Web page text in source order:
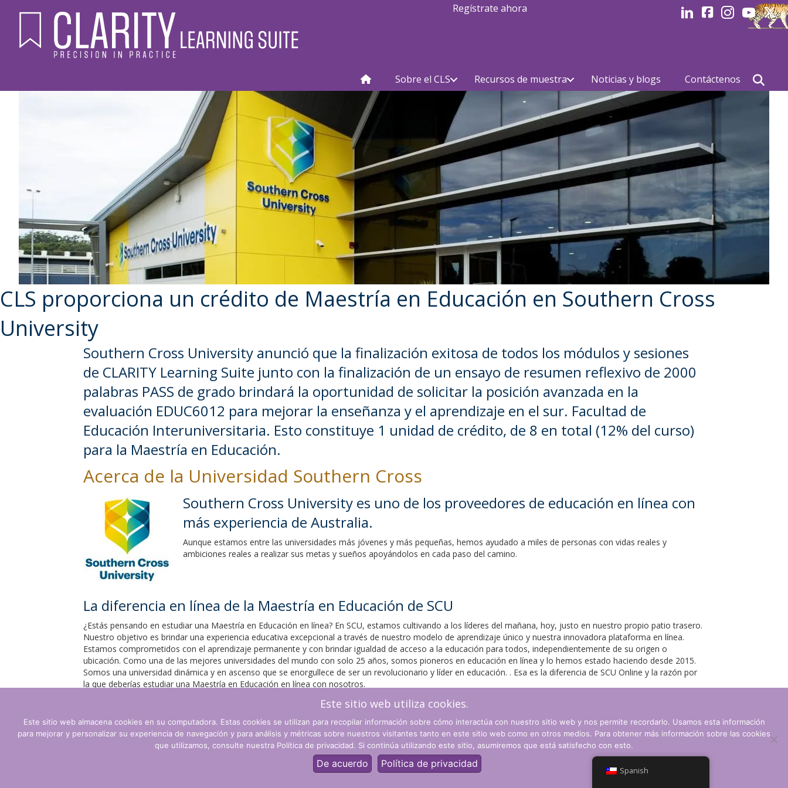
Regístrate ahora LinkedInFacebookInstagram
Youtube
Sobre el CLS Recursos de muestra Noticias y blogs Contáctenos
CLS proporciona un crédito de Maestría en Educación en Southern Cross
University
Southern Cross University anunció que la finalización exitosa de todos los módulos y sesiones
de CLARITY Learning Suite junto con la finalización de un ensayo de resumen reflexivo de 2000
palabras PASS de grado brindará la oportunidad de solicitar la posición avanzada en la
evaluación EDUC6012 para mejorar la enseñanza y el aprendizaje en el sur. Facultad de
Educación Interuniversitaria. Esto constituye 1 unidad de crédito, de 8 en total (12% del curso)
para la Maestría en Educación.
Acerca de la Universidad Southern Cross
Southern Cross University es uno de los proveedores de educación en línea con
más experiencia de Australia.
Aunque estamos entre las universidades más jóvenes y más pequeñas, hemos ayudado a miles de personas con vidas reales y
ambiciones reales a realizar sus metas y sueños apoyándolos en cada paso del camino.
La diferencia en línea de la Maestría en Educación de SCU
¿Estás pensando en estudiar una Maestría en Educación en línea? En SCU, estamos cultivando a los líderes del mañana, hoy, justo en nuestro propio patio trasero.
Nuestro objetivo es brindar una experiencia educativa excepcional a través de nuestro modelo de aprendizaje único y nuestra innovadora plataforma en línea.
Estamos comprometidos con el aprendizaje permanente y con brindar igualdad de acceso a la educación para todos, independientemente de su origen o
ubicación. Como una de las mejores universidades del mundo con solo 25 años, somos pioneros en educación en línea y lo hemos estado haciendo desde 2015.
Somos una universidad dinámica y en ascenso que se enorgullece de ser un revolucionario y líder en educación. . Esa es la diferencia de SCU Online y la razón por
la que deberías estudiar una Maestría en Educación en línea con nosotros.
Regístrate ahora
Política de privacidad © CLARITY Learning Suite. Reservados todos los derechos.
Spanish
Este sitio web utiliza cookies.
Este sitio web almacena cookies en su computadora. Estas cookies se utilizan para recopilar información sobre cómo interactúa con nuestro sitio web y nos permite recordarlo. Usamos esta información
para mejorar y personalizar su experiencia de navegación y para análisis y métricas sobre nuestros visitantes tanto en este sitio web como en otros medios. Para obtener más información sobre las cookies
que utilizamos, consulte nuestra Política de privacidad. Si continúa utilizando este sitio, asumiremos que está satisfecho con esto.
De acuerdo Política de privacidad